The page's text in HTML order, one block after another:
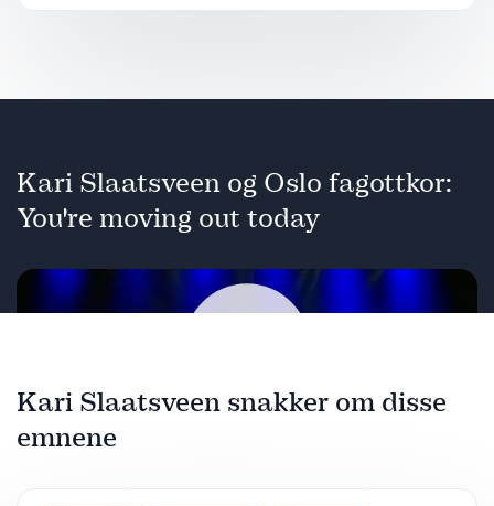
hva det kan føre til av gleder og rabalder.
Kari Slaatsveen og Oslo fagottkor:
You're moving out today
Kari Slaatsveen snakker om disse
emnene